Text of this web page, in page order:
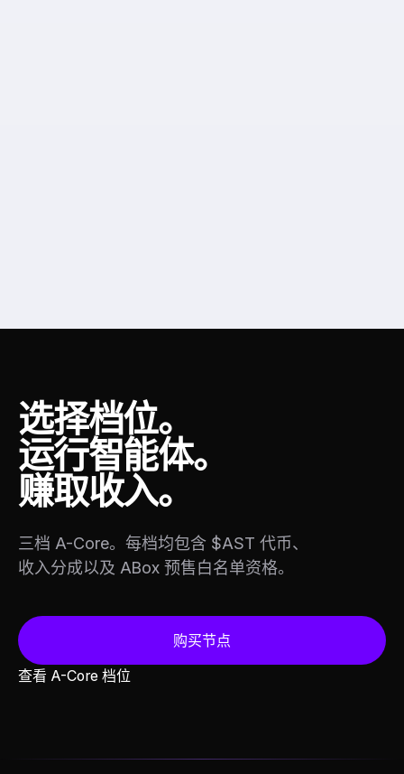
选择档位。
运行智能体。
赚取收入。
三档 A-Core。每档均包含 $AST 代币、
收入分成以及 ABox 预售白名单资格。
购买节点
查看 A-Core 档位